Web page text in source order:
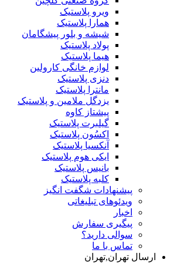
ویرو پلاستیک
همارا پلاستیک
شیشه و بلور پیشگامان
پولاد پلاستیک
هیما پلاستیک
لوازم خانگی کارولین
دنزی پلاستیک
مانترا پلاستیک
یزدگل ملامین و پلاستیک
پیشتاز کاوه
گیلبرت پلاستیک
اکسُون پلاستیک
آنکسیا پلاستیک
ایکی هوم پلاستیک
بانیس پلاستیک
کلبه پلاستیک
پیشنهادات شگفت انگیز
ویدئوهای تبلیغاتی
اخبار
پیگیری سفارش
سوالی دارید؟
تماس با ما
ارسال تهران,تهران